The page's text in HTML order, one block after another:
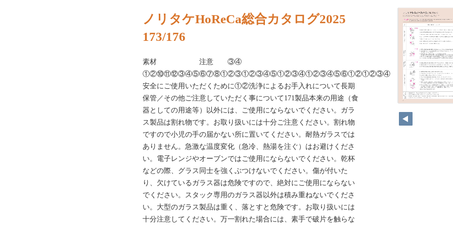
ノリタケHoReCa総合カタログ2025
173/176
素材 注意 ③④
安全にご使用いただくために①②洗浄によるお手入れについて長期
保管／その他ご注意していただく事について171製品本来の用途（食
器としての用途等）以外には、ご使用にならないでください。ガラ
ス製品は割れ物です。お取り扱いには十分ご注意ください。割れ物
ですので小児の手の届かない所に置いてください。耐熱ガラスでは
ありません。急激な温度変化（急冷、熱湯を注ぐ）はお避けくださ
い。電子レンジやオーブンではご使用にならないでください。乾杯
などの際、グラス同士を強くぶつけないでください。傷が付いた
り、欠けているガラス器は危険ですので、絶対にご使用にならない
でください。スタック専用のガラス器以外は積み重ねないでくださ
い。大型のガラス製品は重く、落とすと危険です。お取り扱いには
十分注意してください。万一割れた場合には、素手で破片を触らな